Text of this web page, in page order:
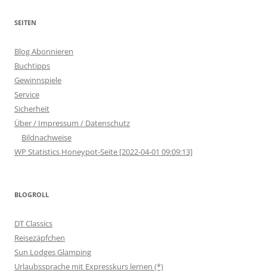
SEITEN
Blog Abonnieren
Buchtipps
Gewinnspiele
Service
Sicherheit
Über / Impressum / Datenschutz
Bildnachweise
WP Statistics Honeypot-Seite [2022-04-01 09:09:13]
BLOGROLL
DT Classics
Reisezäpfchen
Sun Lodges Glamping
Urlaubssprache mit Expresskurs lernen (*)